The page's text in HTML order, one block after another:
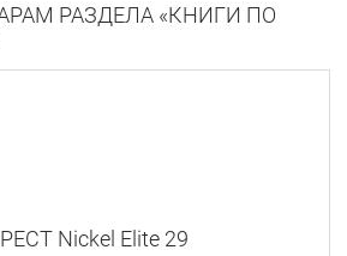
РАЗДЕЛА «КНИГИ ПО
Nickel Elite 29